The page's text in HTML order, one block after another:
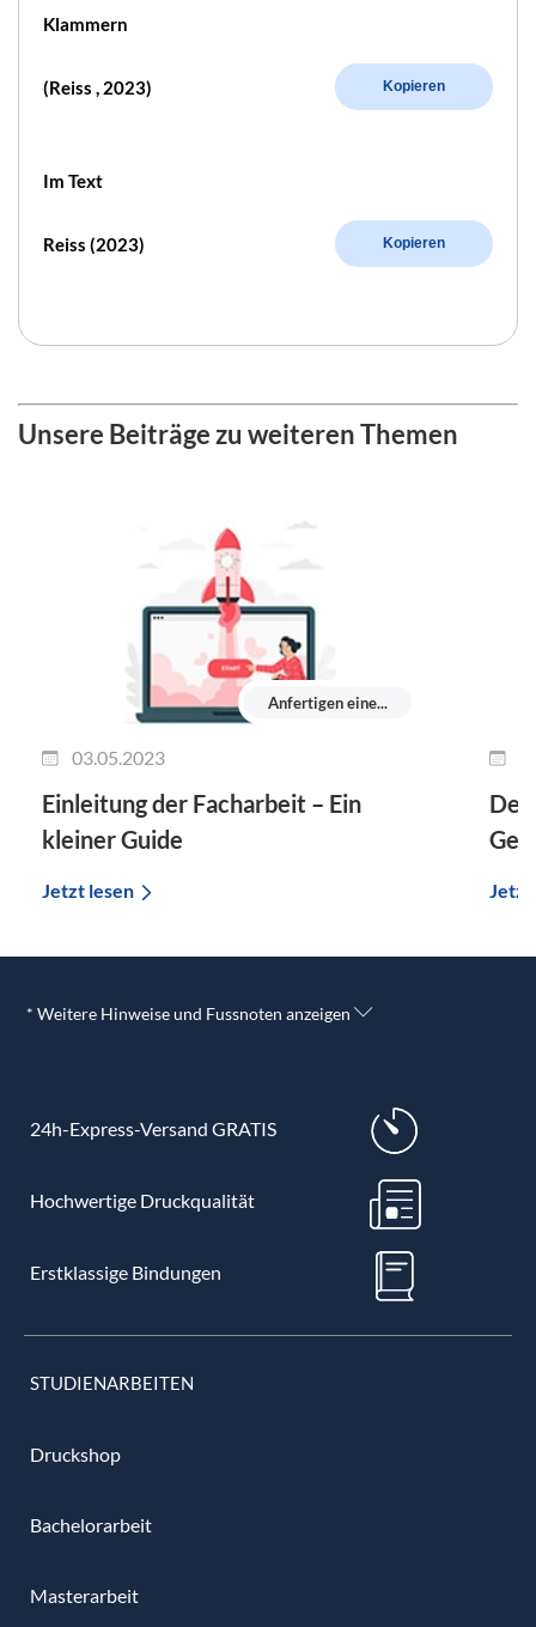
Klammern
(Reiss , 2023) Kopieren
Im Text
Reiss (2023) Kopieren
Unsere Beiträge zu weiteren Themen
Anfertigen eine...
03.05.2023
Einleitung der Facharbeit – Ein
kleiner Guide
Jetzt lesen
* Weitere Hinweise und Fussnoten anzeigen
24h-Express-Versand GRATIS
Hochwertige Druckqualität
Erstklassige Bindungen
STUDIENARBEITEN
Druckshop
Bachelorarbeit
Masterarbeit